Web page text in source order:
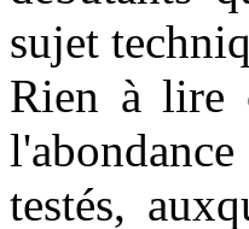
sujet
Rien à lire
testés,